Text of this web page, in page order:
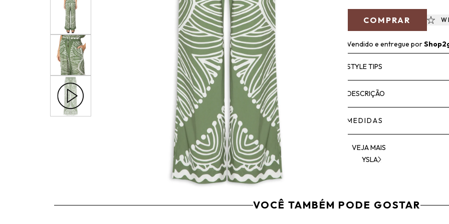
COMPRAR
Vendido e entregue por
STYLE TIPS
DESCRIÇÃO
MEDIDAS
VEJA MAIS
YSLA
VOCÊ TAMBÉM PODE GOSTAR